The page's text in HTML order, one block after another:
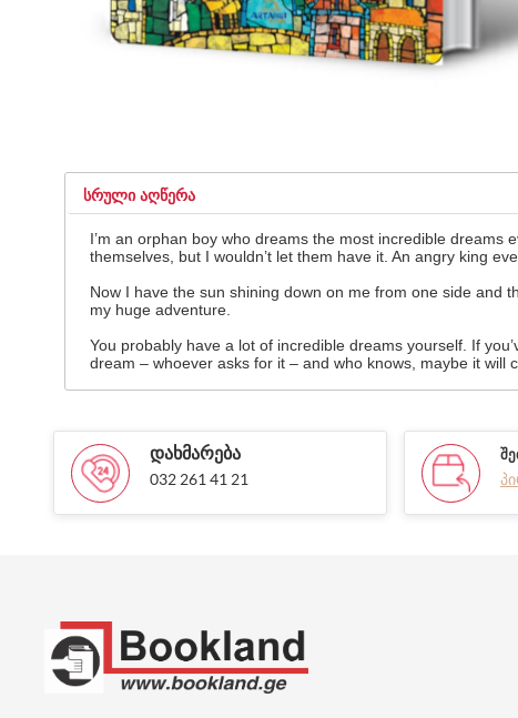
ᲡᲠᲣᲚᲘ ᲐᲦᲬᲔᲠᲐ
I’m an orphan boy who dreams the most incredible
themselves, but I wouldn’t let them have it. An angry king
Now I have the sun shining down on me from one side and
my huge adventure.
You probably have a lot of incredible dreams yourself. If
dream – whoever asks for it – and who knows, maybe it will
ᲓᲐᲮᲛᲐᲠᲔᲑᲐ
032 261 41 21